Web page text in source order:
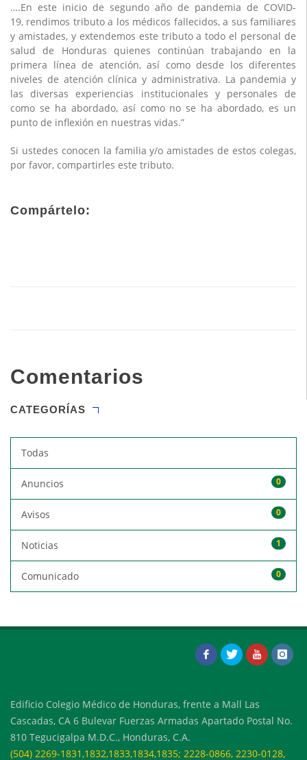
….En este inicio de segundo año de pandemia de COVID-
19, rendimos tributo a los médicos fallecidos, a sus familiares
y amistades, y extendemos este tributo a todo el personal de
salud de Honduras quienes continúan trabajando en la
primera línea de atención, así como desde los diferentes
niveles de atención clínica y administrativa. La pandemia y
las diversas experiencias institucionales y personales de
como se ha abordado, así como no se ha abordado, es un
punto de inflexión en nuestras vidas.”
Si ustedes conocen la familia y/o amistades de estos colegas,
por favor, compartirles este tributo.
Compártelo:
Comentarios
CATEGORÍAS
Todas
0
Anuncios
0
Avisos
1
Noticias
0
Comunicado
Edificio Colegio Médico de Honduras, frente a Mall Las
Cascadas, CA 6 Bulevar Fuerzas Armadas Apartado Postal No.
810 Tegucigalpa M.D.C., Honduras, C.A.
(504) 2269-1831,1832,1833,1834,1835; 2228-0866, 2230-0128,